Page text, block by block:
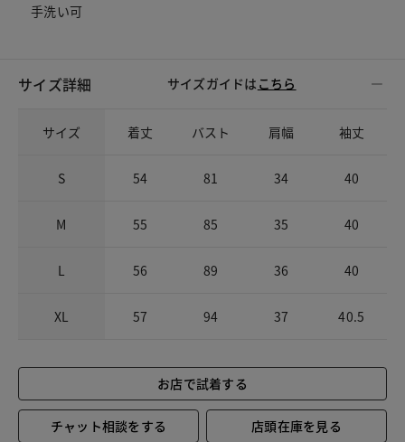
手洗い可
サイズ詳細 サイズガイドは こちら
サイズ 着丈 バスト 肩幅 袖丈
S 54 81 34 40
M 55 85 35 40
L 56 89 36 40
XL 57 94 37 40.5
お店で試着する
チャット相談をする 店頭在庫を見る